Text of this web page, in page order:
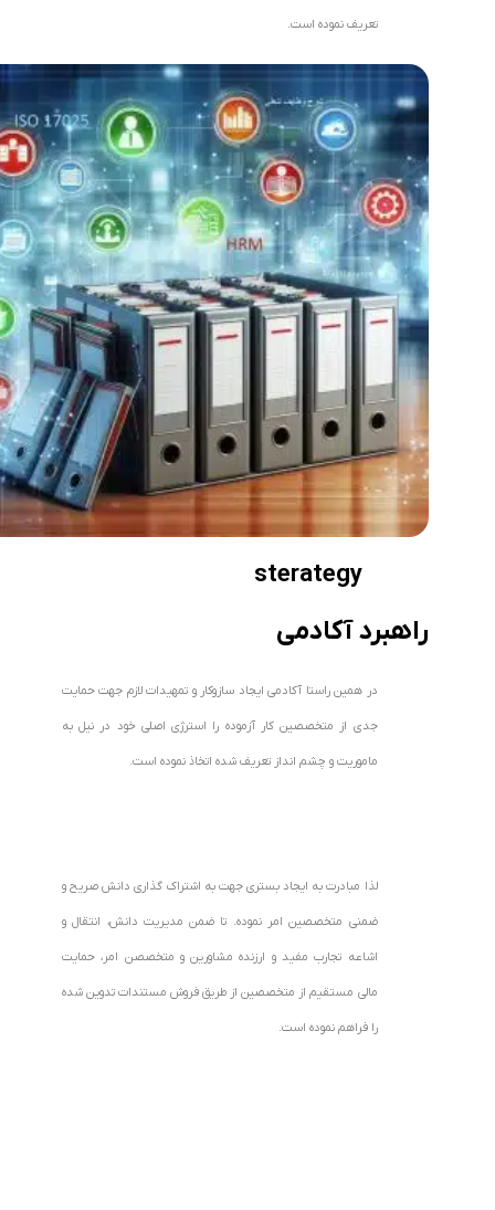
تعریف نموده است.
sterategy
راهبرد آکادمی
در همین راستا آکادمی ایجاد سازوکار و تمهیدات لازم جهت حمایت
جدی از متخصصین کار آزموده را استرژی اصلی خود در نیل به
ماموریت و چشم انداز تعریف شده اتخاذ نموده است.
لذا مبادرت به ایجاد بستری جهت به اشتراک گذاری دانش صریح و
ضمنی متخصصین امر نموده. تا ضمن مدیریت دانش، انتقال و
اشاعه تجارب مفید و ارزنده مشاورین و متخصصن امر، حمایت
مالی مستقیم از متخصصین از طریق فروش مستندات تدوین شده
را فراهم نموده است.